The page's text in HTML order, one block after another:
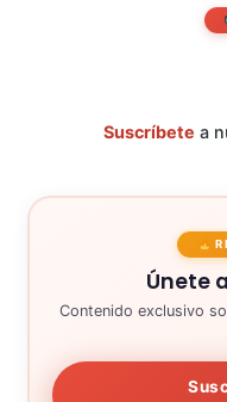
Suscríbete a
Únete
Contenido exclusivo